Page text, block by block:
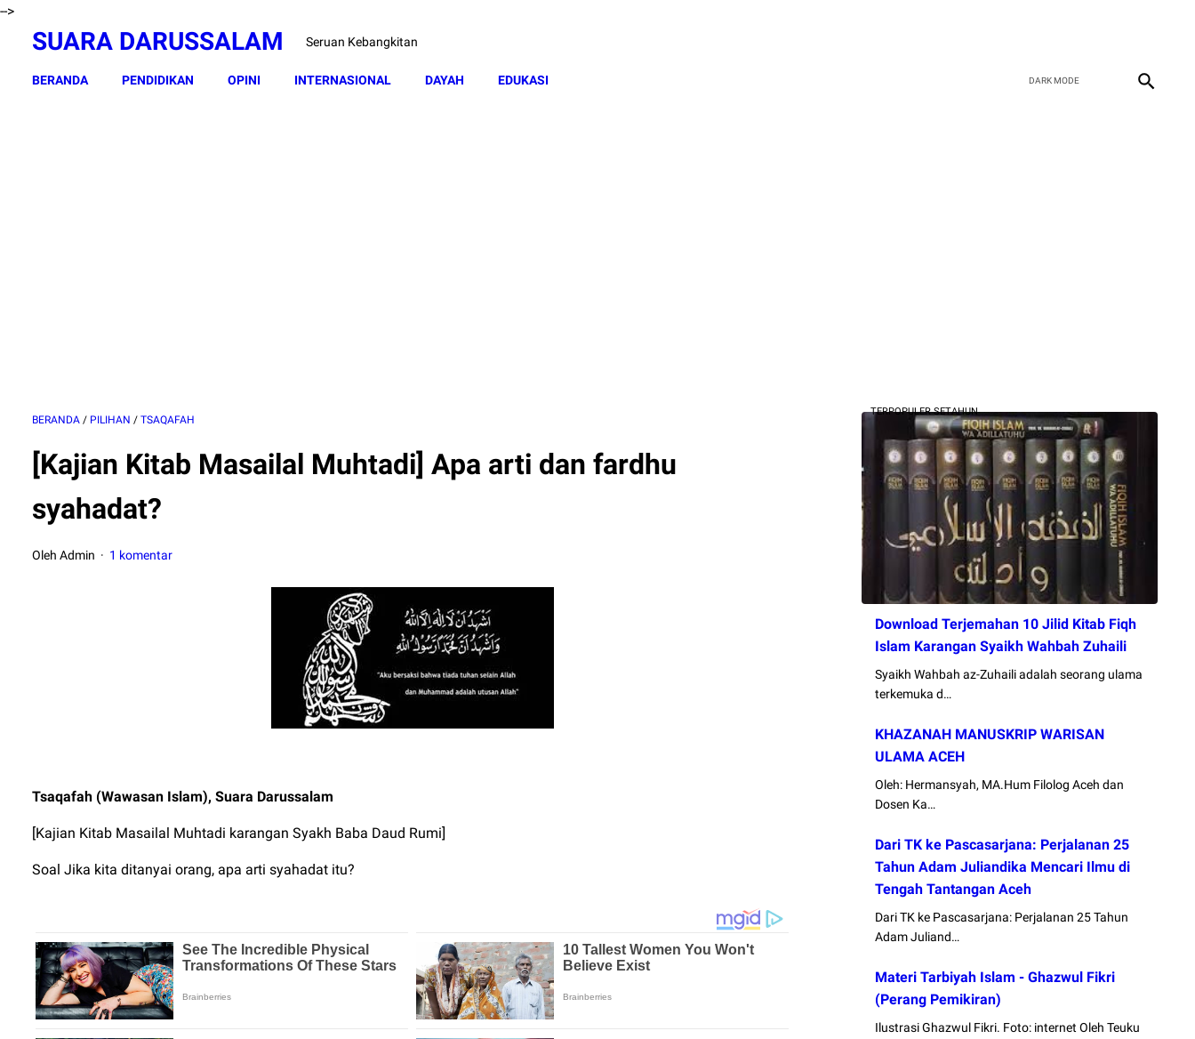
-->
SUARA DARUSSALAM Seruan Kebangkitan
BERANDA PENDIDIKAN OPINI INTERNASIONAL DAYAH EDUKASI
BERANDA / PILIHAN / TSAQAFAH
[Kajian Kitab Masailal Muhtadi] Apa arti dan fardhu
syahadat?
Oleh Admin 1 komentar
Tsaqafah (Wawasan Islam), Suara Darussalam
[Kajian Kitab Masailal Muhtadi karangan Syakh Baba Daud Rumi]
Soal Jika kita ditanyai orang, apa arti syahadat itu?
TERPOPULER SETAHUN
Download Terjemahan 10 Jilid Kitab Fiqh
Islam Karangan Syaikh Wahbah Zuhaili
Syaikh Wahbah az-Zuhaili adalah seorang ulama
terkemuka d…
KHAZANAH MANUSKRIP WARISAN
ULAMA ACEH
Oleh: Hermansyah, MA.Hum Filolog Aceh dan
Dosen Ka…
Dari TK ke Pascasarjana: Perjalanan 25
Tahun Adam Juliandika Mencari Ilmu di
Tengah Tantangan Aceh
Dari TK ke Pascasarjana: Perjalanan 25 Tahun
Adam Juliand…
Materi Tarbiyah Islam - Ghazwul Fikri
(Perang Pemikiran)
Ilustrasi Ghazwul Fikri. Foto: internet Oleh Teuku